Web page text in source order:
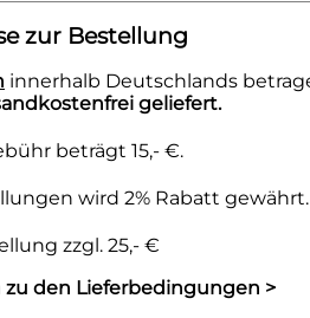
zur Bestellung
innerhalb Deutschlands
geliefert.
beträgt 15,- €.
wird 2% Rabatt gewährt.
zzgl. 25,- €
den Lieferbedingungen >